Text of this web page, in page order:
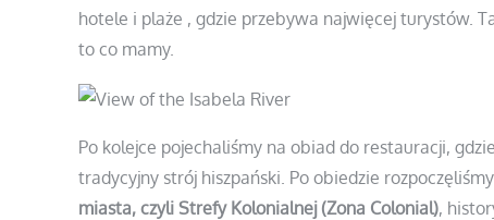
hotele i plaże , gdzie przebywa najwięcej turystów.
to co mamy.
Po kolejce pojechaliśmy na obiad do restauracji,
tradycyjny strój hiszpański. Po obiedzie
miasta, czyli Strefy Kolonialnej (Zona Colonial),